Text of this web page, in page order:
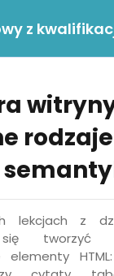
z
tekstów
rodzaje
lekcjach z
tworzyć
HTML:
Stelmach –
pasję, a nie
celem jest
przyswajalności
się
konta?